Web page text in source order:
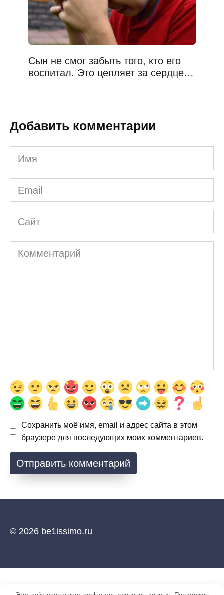
Сын не смог забыть того, кто его
воспитал. Это цепляет за сердце…
Добавить комментарии
Имя
*
Email
*
Сайт
Комментарий
Сохранить моё имя, email и адрес сайта в этом
браузере для последующих моих комментариев.
© 2026 be1issimo.ru